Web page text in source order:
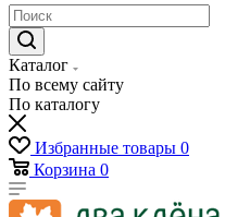
Каталог
По всему сайту
По каталогу
Избранные товары 0
Корзина 0